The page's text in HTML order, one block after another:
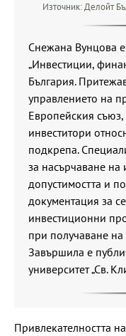
Източник: Делойт
Снежана Вунцова
„Инвестиции,
България.
управлението на
Европейския съюз,
инвеститори
подкрепа.
за насърчаване на
допустимостта и
документация за
инвестиционни
при получаване
Завършила е
университет „Св.
Привлекателността